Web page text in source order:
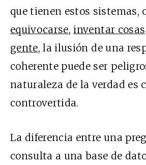
que tienen estos sistemas,
equivocarse,inventar cosas
gente, la ilusión de una
coherente puede ser
naturaleza de la verdad es
controvertida.
La diferencia entre una
consulta a una base de